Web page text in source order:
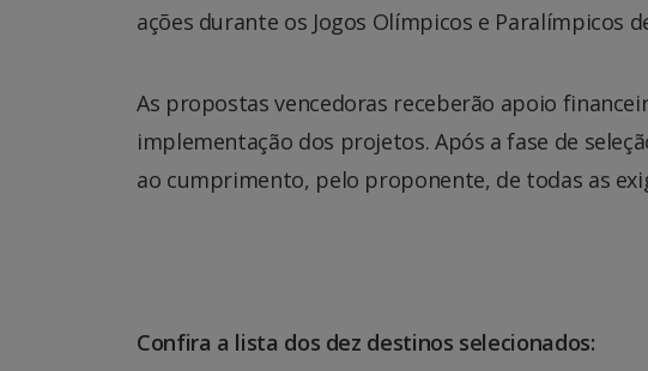
ações durante os Jogos Olímpicos e Paralímpicos
As propostas vencedoras receberão apoio
implementação dos projetos. Após a fase de
ao cumprimento, pelo proponente, de todas as
Confira a lista dos dez destinos selecionados: